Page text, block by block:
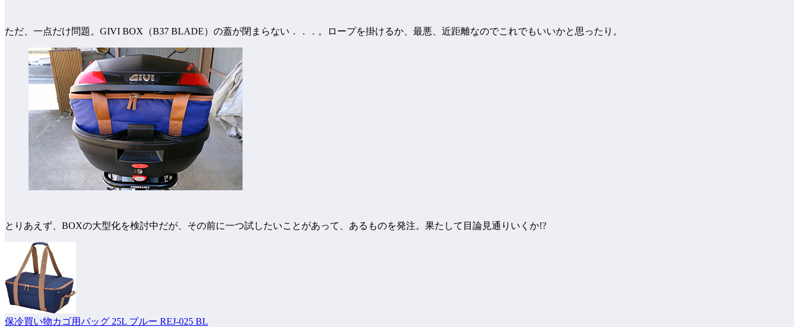
ただ、一点だけ問題。GIVI BOX（B37 BLADE）の蓋が閉まらない．．．。ロープを掛けるか、最悪、近距離なのでこれでもいいかと思ったり。
とりあえず、BOXの大型化を検討中だが、その前に一つ試したいことがあって、あるものを発注。果たして目論見通りいくか!?
保冷買い物カゴ用バッグ 25L ブルー REJ-025 BL